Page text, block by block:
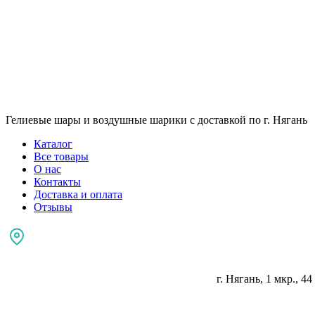
Гелиевые шары и воздушные шарики с доставкой по г. Нягань
Каталог
Все товары
О нас
Контакты
Доставка и оплата
Отзывы
г. Нягань, 1 мкр., 44